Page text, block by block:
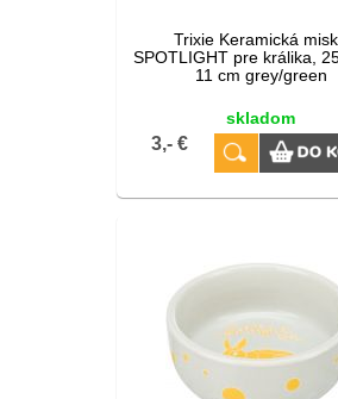
Trixie Keramická
SPOTLIGHT pre králika,
11 cm grey/green
skladom
3,- €